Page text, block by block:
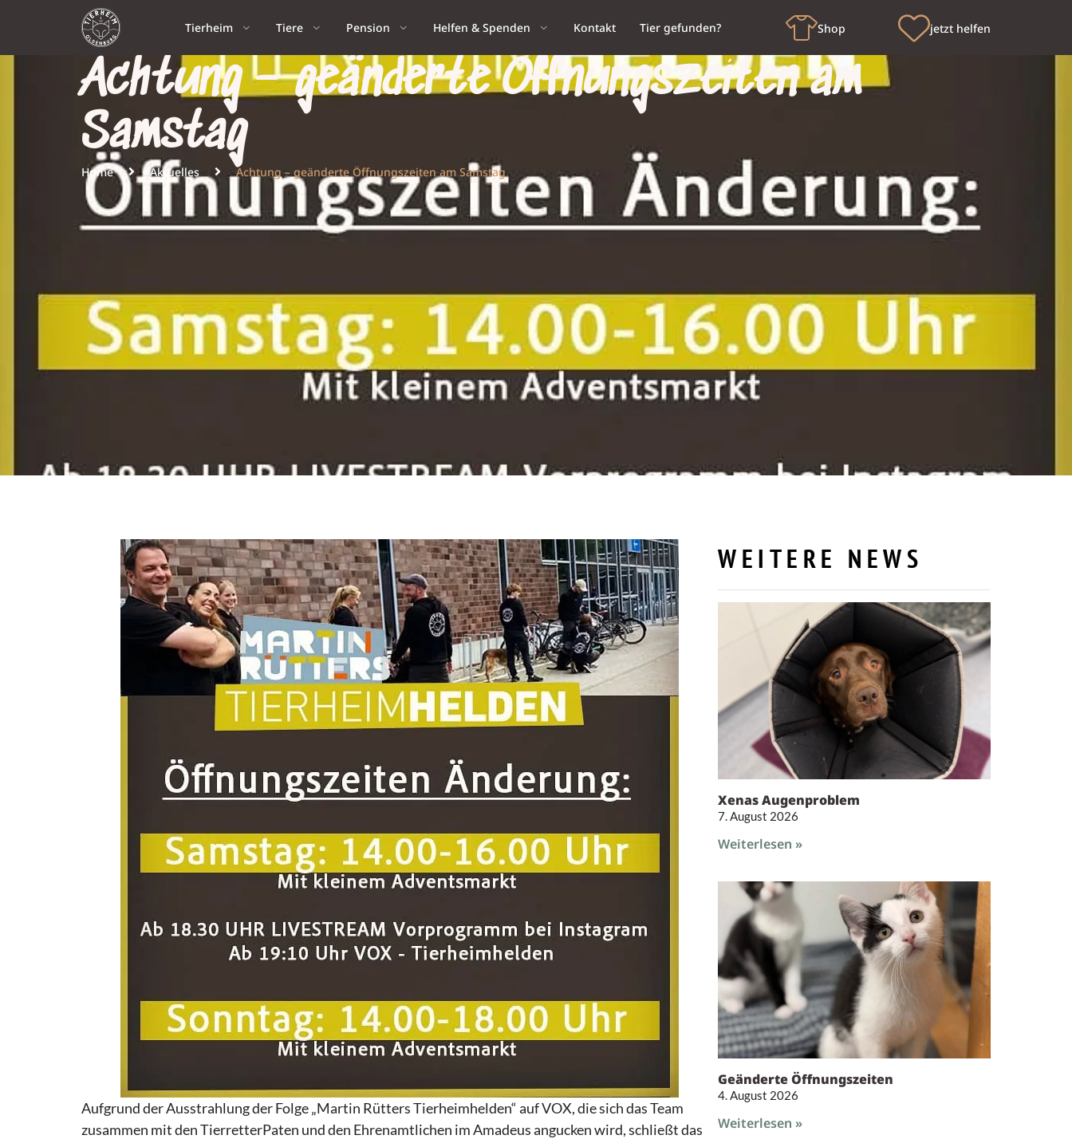
Tierheim Tiere Pension Helfen & Spenden Kontakt Tier gefunden? Shop jetzt helfen
Achtung – geänderte Öffnungszeiten am
Samstag
Home Aktuelles Achtung – geänderte Öffnungszeiten am Samstag
Aufgrund der Ausstrahlung der Folge „Martin Rütters Tierheimhelden“ auf VOX, die sich das Team
zusammen mit den TierretterPaten und den Ehrenamtlichen im Amadeus angucken wird, schließt das
WEITERE NEWS
Xenas Augenproblem
7. August 2026
Weiterlesen »
Geänderte Öffnungszeiten
4. August 2026
Weiterlesen »